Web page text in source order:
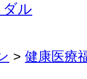
ル
> 健康医療